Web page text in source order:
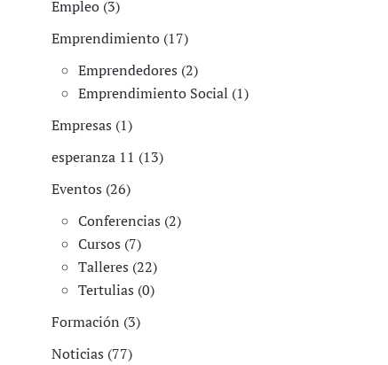
Empleo (3)
Emprendimiento (17)
Emprendedores (2)
Emprendimiento Social (1)
Empresas (1)
esperanza 11 (13)
Eventos (26)
Conferencias (2)
Cursos (7)
Talleres (22)
Tertulias (0)
Formación (3)
Noticias (77)